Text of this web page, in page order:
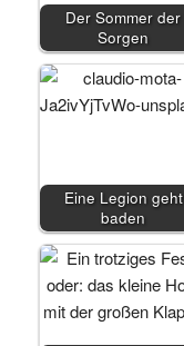
Der Sommer der
Sorgen
Eine Legion geht
baden